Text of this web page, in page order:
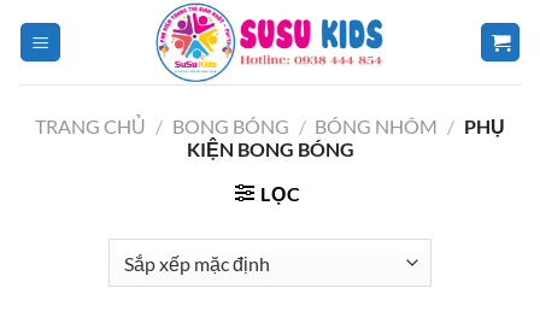
TRANG CHỦ / BONG BÓNG / BÓNG NHÔM / PHỤ
KIỆN BONG BÓNG
LỌC